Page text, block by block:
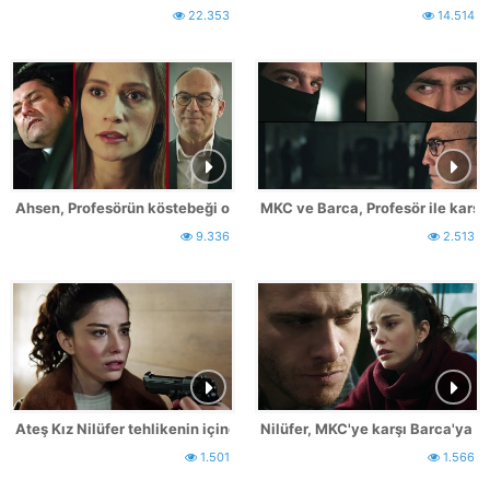
22.353 14.514
Ahsen, Profesörün köstebeği oluyor!
9.336
MKC ve Barca, Profesör ile
2.513
Ateş Kız Nilüfer tehlikenin içinde!
1.501
Nilüfer, MKC'ye karşı Barca'ya
1.566